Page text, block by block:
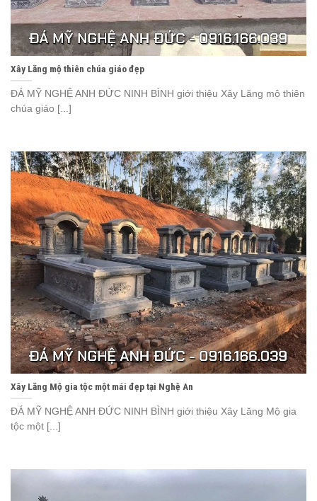
Xây Lăng mộ thiên chúa giáo đẹp
ĐÁ MỸ NGHỆ ANH ĐỨC NINH BÌNH giới thiệu Xây Lăng mộ thiên
chúa giáo [...]
Xây Lăng Mộ gia tộc một mái đẹp tại Nghệ An
ĐÁ MỸ NGHỆ ANH ĐỨC NINH BÌNH giới thiệu Xây Lăng Mộ gia
tộc một [...]